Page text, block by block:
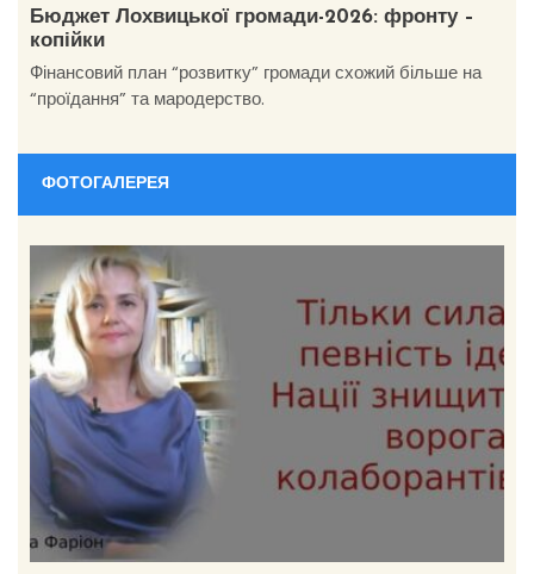
Бюджет Лохвицької громади-2026: фронту –
копійки
Фінансовий план “розвитку” громади схожий більше на
“проїдання” та мародерство.
ФОТОГАЛЕРЕЯ